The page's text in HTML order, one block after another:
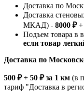
Доставка по
Доставка
МКАД) - 8000 ₽
Подъем товара в
если товар
Доставка по
500 ₽ + 50 ₽ за 1 км (в
тариф "Доставка в